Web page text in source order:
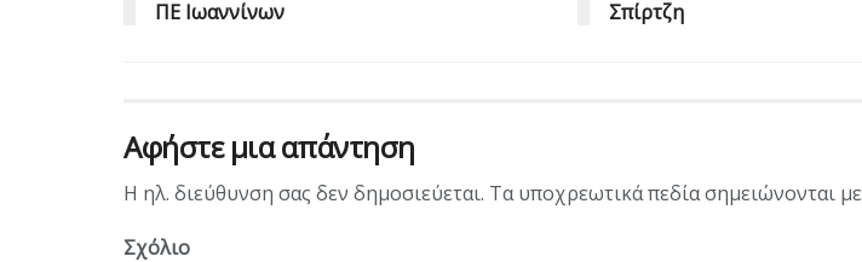
ΠΕ Ιωαννίνων
Σπίρτζη
Αφήστε μια απάντηση
Η ηλ. διεύθυνση σας δεν δημοσιεύεται. Τα υποχρεωτικά πεδία σημειώνονται με
Σχόλιο